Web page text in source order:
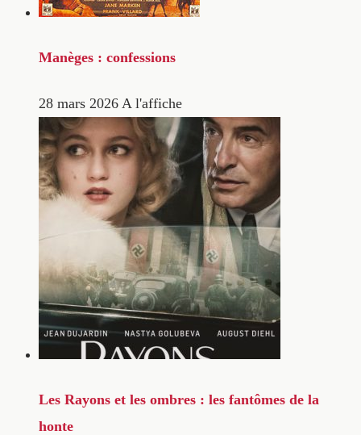
Manèges : confessions
28 mars 2026 A l'affiche
Les Rayons et les ombres : les fantômes de la
honte